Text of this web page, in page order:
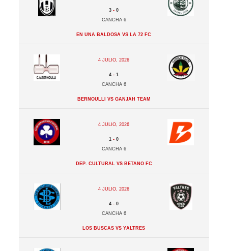
3 -0
Cancha 6
En Una Baldosa vs La 72 FC
4 julio, 2026
4 -1
Cancha 6
Bernoulli vs Ganjah Team
4 julio, 2026
1 -0
Cancha 6
Dep. Cultural vs Betano FC
4 julio, 2026
4 -0
Cancha 6
Los Buscas vs Yaltres